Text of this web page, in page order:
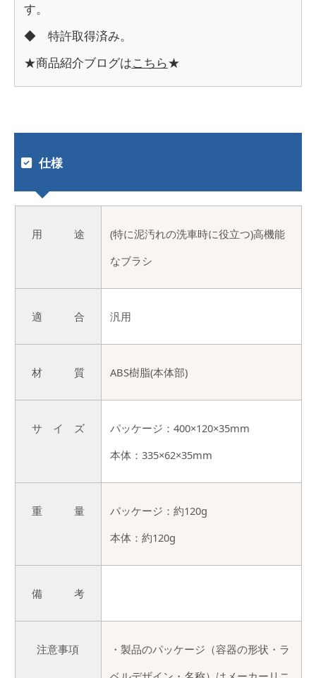
す。
◆ 特許取得済み。
★商品紹介ブログはこちら★
仕様
用 途
(特に泥汚れの洗車時に役立つ)高機能
なブラシ
適 合 汎用
材 質 ABS樹脂(本体部)
サ イ ズ
パッケージ：400×120×35mm
本体：335×62×35mm
重 量
パッケージ：約120g
本体：約120g
備 考
注意事項
・製品のパッケージ（容器の形状・ラ